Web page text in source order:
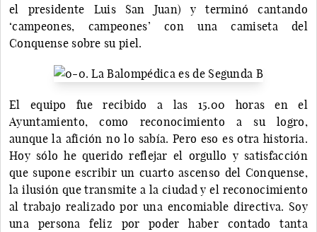
el presidente Luis San Juan) y terminó cantando
‘campeones, campeones’ con una camiseta del
Conquense sobre su piel.
El equipo fue recibido a las 15.00 horas en el
Ayuntamiento, como reconocimiento a su logro,
aunque la afición no lo sabía. Pero eso es otra historia.
Hoy sólo he querido reflejar el orgullo y satisfacción
que supone escribir un cuarto ascenso del Conquense,
la ilusión que transmite a la ciudad y el reconocimiento
al trabajo realizado por una encomiable directiva. Soy
una persona feliz por poder haber contado tanta